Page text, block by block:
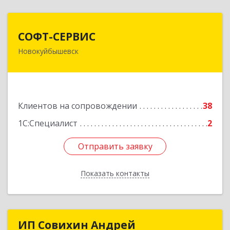
СОФТ-СЕРВИС
Новокуйбышевск
Клиентов на сопровождении
38
1С:Специалист
2
Отправить заявку
Показать контакты
446206, Самарская обл, Новокуйбышевск г,
Отправить заявку
Назад
ИП Совихин АндрейИП Совихин Андрей